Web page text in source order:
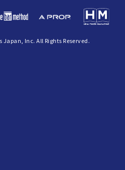
Inc. All Rights Reserved.